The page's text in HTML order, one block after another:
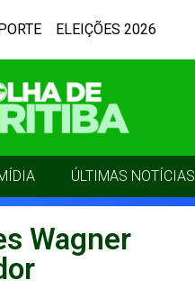
ELEIÇÕES 2026
ÚLTIMAS NOTÍCIAS
Wagner